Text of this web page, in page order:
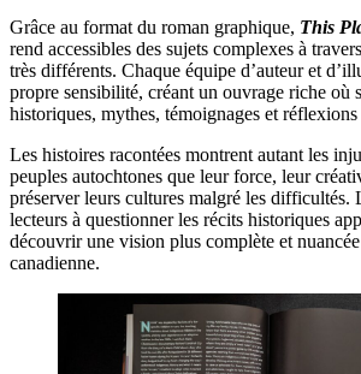
Grâce au format du roman graphique, This
rend accessibles des sujets complexes à
très différents. Chaque équipe d’auteur et
propre sensibilité, créant un ouvrage riche où
historiques, mythes, témoignages et
Les histoires racontées montrent autant les
peuples autochtones que leur force, leur
préserver leurs cultures malgré les
lecteurs à questionner les récits historiques
découvrir une vision plus complète et
canadienne.